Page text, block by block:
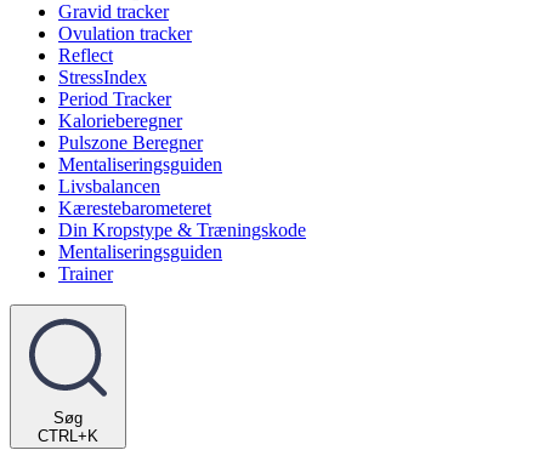
Gravid tracker
Ovulation tracker
Reflect
StressIndex
Period Tracker
Kalorieberegner
Pulszone Beregner
Mentaliseringsguiden
Livsbalancen
Kærestebarometeret
Din Kropstype & Træningskode
Mentaliseringsguiden
Trainer
Søg
CTRL+K